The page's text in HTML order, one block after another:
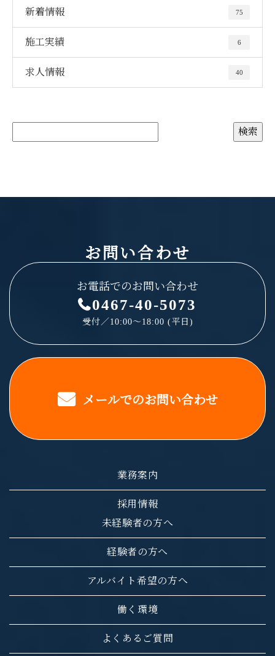
新着情報 75
施工実績 6
求人情報 40
お問い合わせ
お電話でのお問い合わせ
0467-40-5073
受付／10:00～18:00 (平日)
メールでのお問い合わせ
業務案内
採用情報
未経験者の方へ
経験者の方へ
アルバイト希望の方へ
働く環境
よくあるご質問